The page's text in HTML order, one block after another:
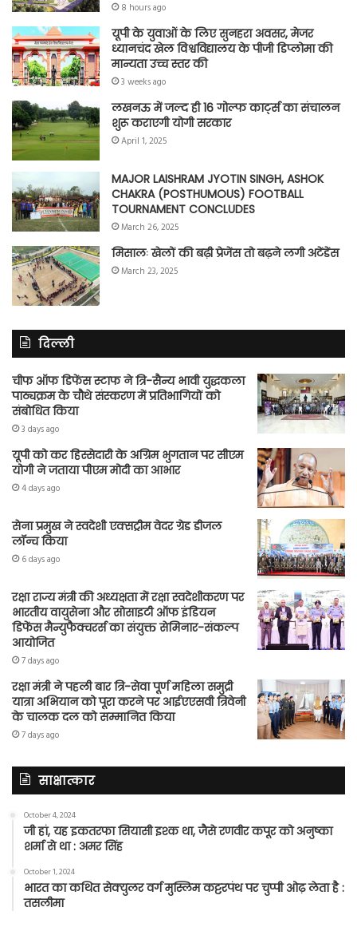
8 hours ago
यूपी के युवाओं के लिए सुनहरा अवसर, मेजर
ध्यानचंद खेल विश्वविद्यालय के पीजी डिप्लोमा की
मान्यता उच्च स्तर की
3 weeks ago
लखनऊ में जल्द ही 16 गोल्फ कार्ट्स का संचालन
शुरू कराएगी योगी सरकार
April 1, 2025
MAJOR LAISHRAM JYOTIN SINGH, ASHOK
CHAKRA (POSTHUMOUS) FOOTBALL
TOURNAMENT CONCLUDES
March 26, 2025
मिसालः खेलों की बढ़ी प्रेजेंस तो बढ़ने लगी अटेंडेंस
March 23, 2025
दिल्ली
चीफ ऑफ डिफेंस स्टाफ ने त्रि-सैन्य भावी युद्धकला
पाठ्यक्रम के चौथे संस्करण में प्रतिभागियों को
संबोधित किया
3 days ago
यूपी को कर हिस्सेदारी के अग्रिम भुगतान पर सीएम
योगी ने जताया पीएम मोदी का आभार
4 days ago
सेना प्रमुख ने स्वदेशी एक्सट्रीम वेदर ग्रेड डीजल
लॉन्च किया
6 days ago
रक्षा राज्य मंत्री की अध्यक्षता में रक्षा स्वदेशीकरण पर
भारतीय वायुसेना और सोसाइटी ऑफ इंडियन
डिफेंस मैन्युफैक्चरर्स का संयुक्त सेमिनार-संकल्प
आयोजित
7 days ago
रक्षा मंत्री ने पहली बार त्रि-सेवा पूर्ण महिला समुद्री
यात्रा अभियान को पूरा करने पर आईएएसवी त्रिवेनी
के चालक दल को सम्मानित किया
7 days ago
साक्षात्कार
October 4, 2024
जी हां, यह इकतरफा सियासी इश्क था, जैसे रणवीर कपूर को अनुष्का
शर्मा से था : अमर सिंह
October 1, 2024
भारत का कथित सेक्युलर वर्ग मुस्लिम कट्टरपंथ पर चुप्पी ओढ़ लेता है :
तसलीमा